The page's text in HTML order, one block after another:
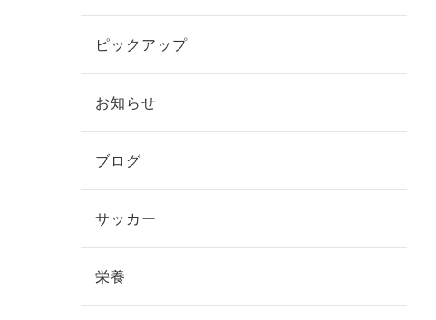
ピックアップ
お知らせ
ブログ
サッカー
栄養